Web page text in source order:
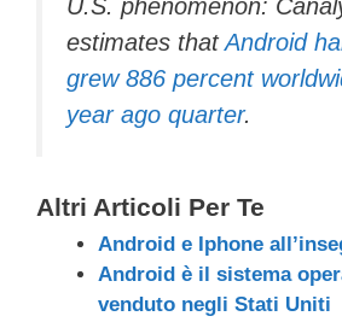
U.S. phenomenon:
estimates thatAndroid
grew 886 percent
year ago quarter.
Altri Articoli Per Te
Android e Iphone
Android è il sistema
venduto negli Stati Uniti